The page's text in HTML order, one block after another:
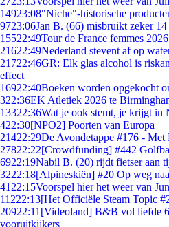
14923:08"Niche"-historische
9723:06Jan B. (66) misbruikt zeker 14
15522:49Tour de France femmes
21622:49Nederland stevent af op
21722:46GR: Elk glas alcohol is
effect
16922:40Boeken worden opgekocht
322:36EK Atletiek 2026 te
13322:36Wat je ook stemt, je krijgt
422:30[NPO2] Poorten van Europa
21422:29De Avondetappe #176 - Met
27822:22[Crowdfunding] #442
6922:19Nabil B. (20) rijdt fietser aan
3222:18[Alpineskiën] #20 Op weg
41 22:15Voorspel hier het weer van
11222:13[Het Officiële Steam Topic
20922:11 [Videoland] B&B vol liefde
vooruitkijkers